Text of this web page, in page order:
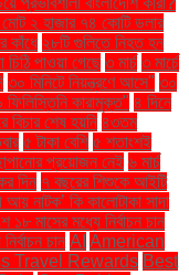
২ হাজার ৭৪ কোটি ডলার
কাঁধে ২৮টি গুলিতে নিহত হন
পাওয়া গেছে ৩ মার্চ ৩ মার্চে
৩০ মিনিটে নিয়ন্ত্রণে আসে" ৩০
কারামুক্ত" ৪ দিনে
বিচার শেষ হয়নি ৪৩তম
৫ টাকা বেশি ৫ শতাংশই
প্রয়োজন নেই ৬ মার্চ
দিন ৭ বছরের শিশুকে আইটি
আয় নাটক’ কি কালোটাকা সাদা
১৮ মাসের মধ্যে নির্বাচন চান
চান AI American
Travel Rewards Best